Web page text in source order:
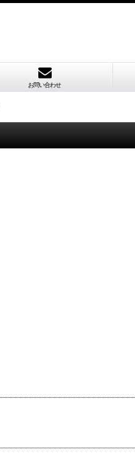
お問い合わせ